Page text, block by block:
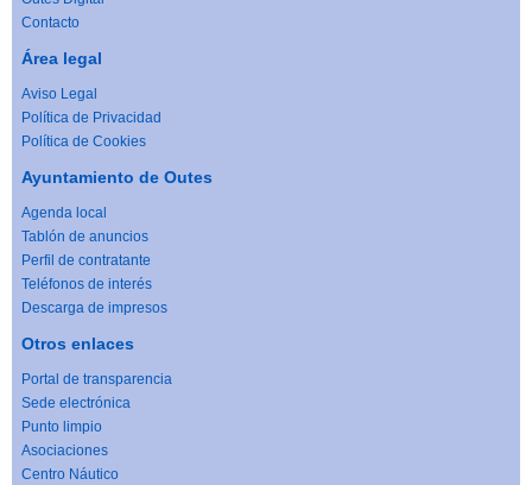
Contacto
Área legal
Aviso Legal
Política de Privacidad
Política de Cookies
Ayuntamiento de Outes
Agenda local
Tablón de anuncios
Perfil de contratante
Teléfonos de interés
Descarga de impresos
Otros enlaces
Portal de transparencia
Sede electrónica
Punto limpio
Asociaciones
Centro Náutico